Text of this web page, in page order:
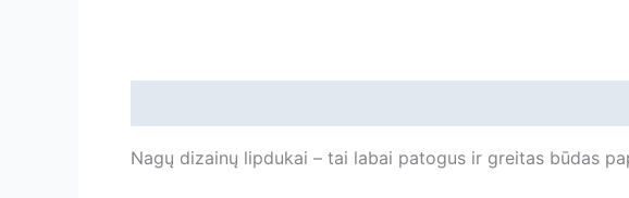
Nagų dizainų lipdukai – tai labai patogus ir greitas būdas